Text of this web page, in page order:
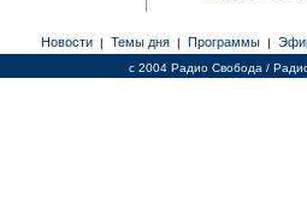
Новости | Темы дня | Программы |
c 2004 Радио Свобода /